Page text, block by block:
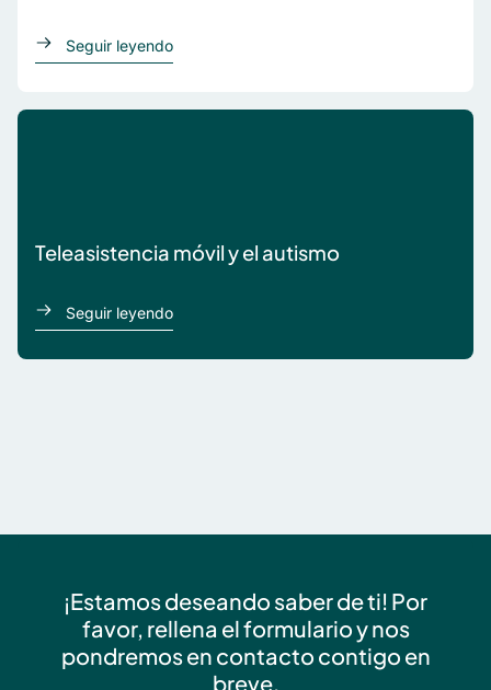
Seguir leyendoacerca de Supervisión a distancia de Rana
Teleasistencia móvil y el autismo
Seguir leyendoacerca de Sam
¡Estamos deseando saber de ti! Por
favor, rellena el formulario y nos
pondremos en contacto contigo en
breve.